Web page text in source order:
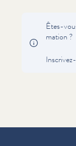
Êtes-
ma­tion ?